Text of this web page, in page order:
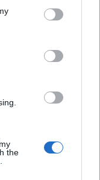
the
Neradostná
rozhodování, co z
snížil náklady,
o přírodě a
se nám podařilo
(pokud si to
diskuzí a